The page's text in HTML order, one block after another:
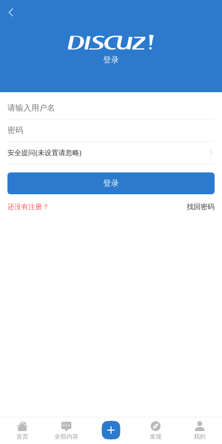
登录
安全提问(未设置请忽略)
登录
找回密码
还没有注册？
首页 全部内容 发现 我的